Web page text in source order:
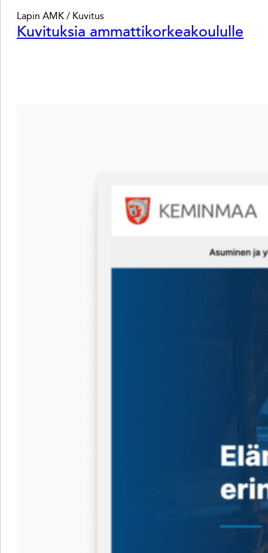
Lapin AMK / Kuvitus
Kuvituksia ammattikorkeakoululle